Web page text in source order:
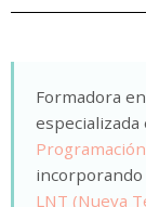
Formadora
especializada
incorporando
LNT (Nueva